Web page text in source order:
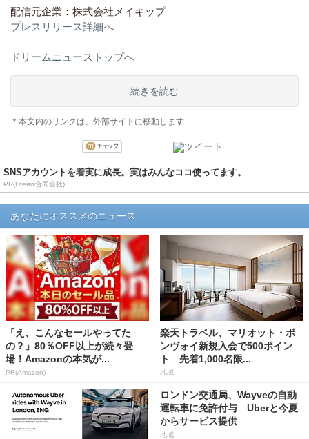
配信元企業：株式会社メイキップ
プレスリリース詳細へ
ドリームニューストップへ
続きを読む
＊本文内のリンクは、外部サイトに移動します
SNSアカウントを着実に成長。実はみんなココ使ってます。
PR(Dreaw合同会社)
あなたにオススメのニュース
「え、こんなセールやってた
の？」80％OFF以上が続々登
場！Amazonの本気が...
PR(Amazon)
楽天トラベル、マリオット・ボ
ンヴォイ新規入会で500ポイン
ト 先着1,000名限...
地域
ロンドン交通局、Wayveの自動
運転車に免許付与 Uberと今夏
からサービス提供
地域